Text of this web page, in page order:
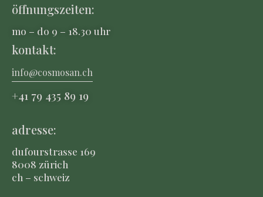
öffnungszeiten:
mo – do 9 – 18.30 uhr
kontakt:
info@cosmosan.ch
+41 79 435 89 19
adresse:
dufourstrasse 169
8008 zürich
ch – schweiz